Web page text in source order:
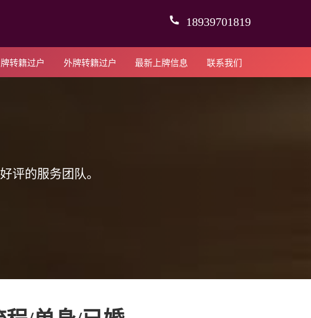
18939701819
转籍过户 外牌转籍过户 最新上牌信息 联系我们
评的服务团队。